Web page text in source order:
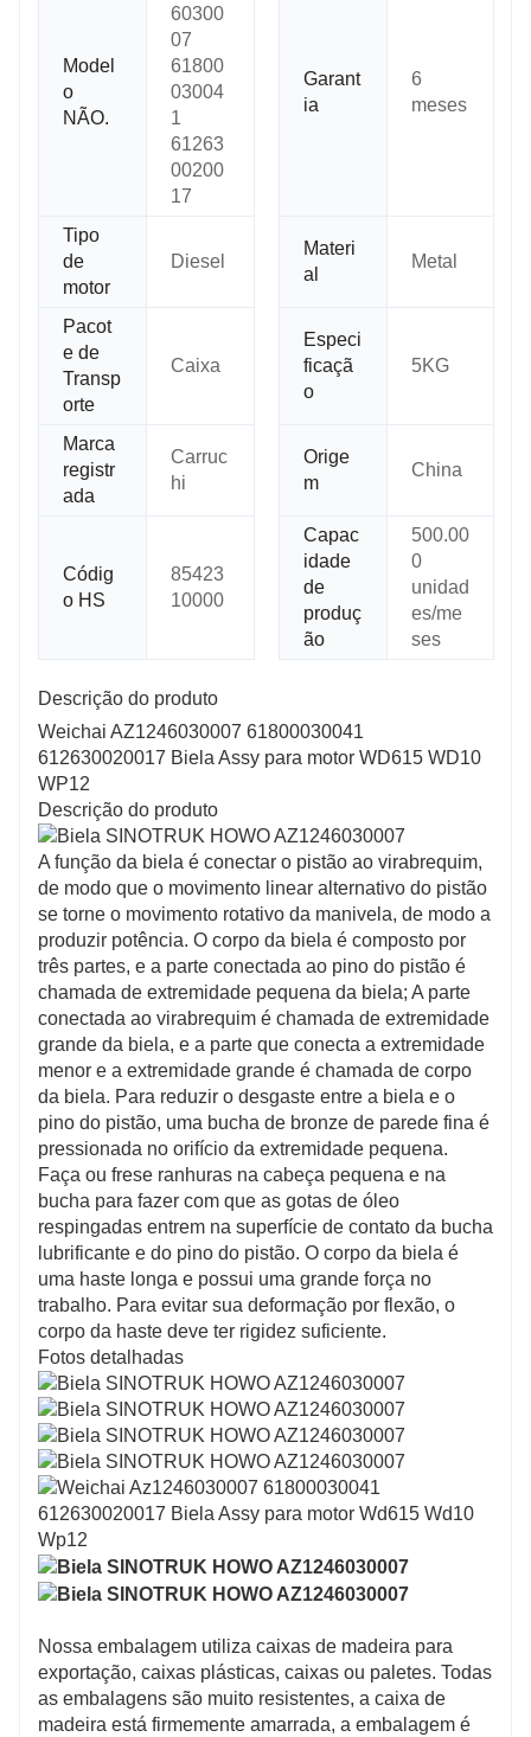
Model
o
NÃO.
60300
07
61800
03004
1
61263
00200
17
Garant
ia
6
meses
Tipo
de
motor
Diesel
Materi
al
Metal
Pacot
e de
Transp
orte
Caixa
Especi
ficaçã
o
5KG
Marca
registr
ada
Carruc
hi
Orige
m
China
Códig
o HS
85423
10000
Capac
idade
de
produç
ão
500.00
0
unidad
es/me
ses
Descrição do produto
Weichai AZ1246030007 61800030041
612630020017 Biela Assy para motor WD615 WD10
WP12
Descrição do produto
A função da biela é conectar o pistão ao virabrequim,
de modo que o movimento linear alternativo do pistão
se torne o movimento rotativo da manivela, de modo a
produzir potência. O corpo da biela é composto por
três partes, e a parte conectada ao pino do pistão é
chamada de extremidade pequena da biela; A parte
conectada ao virabrequim é chamada de extremidade
grande da biela, e a parte que conecta a extremidade
menor e a extremidade grande é chamada de corpo
da biela. Para reduzir o desgaste entre a biela e o
pino do pistão, uma bucha de bronze de parede fina é
pressionada no orifício da extremidade pequena.
Faça ou frese ranhuras na cabeça pequena e na
bucha para fazer com que as gotas de óleo
respingadas entrem na superfície de contato da bucha
lubrificante e do pino do pistão. O corpo da biela é
uma haste longa e possui uma grande força no
trabalho. Para evitar sua deformação por flexão, o
corpo da haste deve ter rigidez suficiente.
Fotos detalhadas
Nossa embalagem utiliza caixas de madeira para
exportação, caixas plásticas, caixas ou paletes. Todas
as embalagens são muito resistentes, a caixa de
madeira está firmemente amarrada, a embalagem é